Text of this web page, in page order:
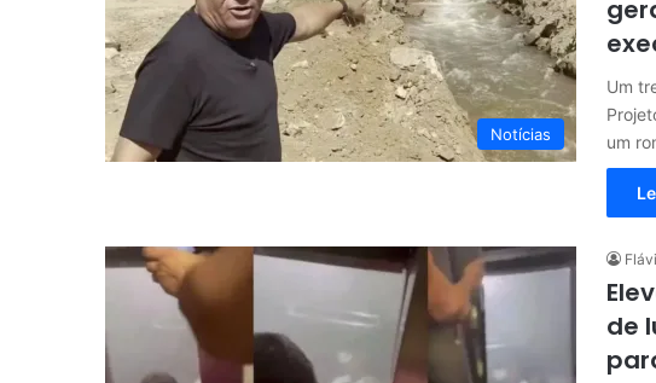
Notícias
Um
um
de